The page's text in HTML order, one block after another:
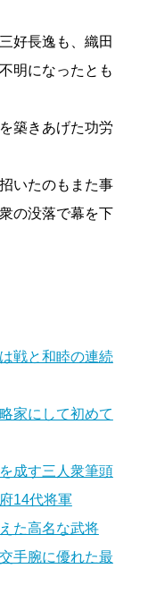
好長逸も、織田
明になったとも
築きあげた功労
いたのもまた事
の没落で幕を下
戦と和睦の連続
家にして初めて
成す三人衆筆頭
14代将軍
た高名な武将
手腕に優れた最